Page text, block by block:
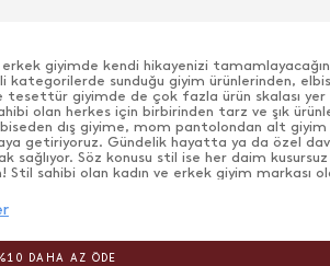
giyimde kendi hikayenizi
sunduğu giyim ürünlerinden,
giyimde de çok fazla ürün skalası yer
olan herkes için birbirinden tarz ve şık
dış giyime, mom pantolondan alt
getiriyoruz. Gündelik hayatta ya da özel
sağlıyor. Söz konusu stil ise her daim
Stil sahibi olan kadın ve erkek giyim markası
sunuluyor! Sokak stilinden, casual tekstil
muhteşem kumaş dokuları ile harikalar
modern moda anlayışına uygun
ürünler tasarlanmaya devam ediyor.
DAHA AZ ÖDE